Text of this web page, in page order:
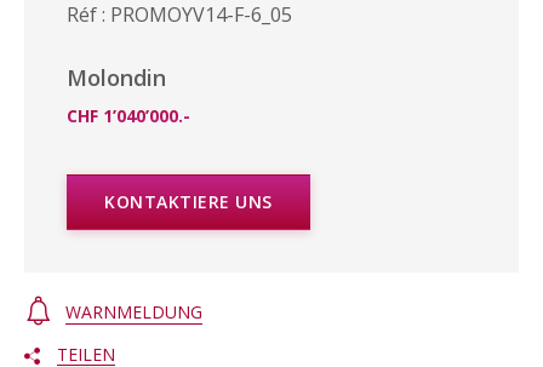
Réf : PROMOYV14-F-6_05
Molondin
CHF 1’040’000.-
KONTAKTIERE UNS
WARNMELDUNG
TEILEN